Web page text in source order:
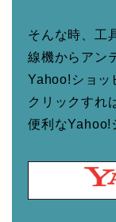
そんな時、工
線機からアン
Yahoo!ショッ
クリックすれ
便利なYahoo!